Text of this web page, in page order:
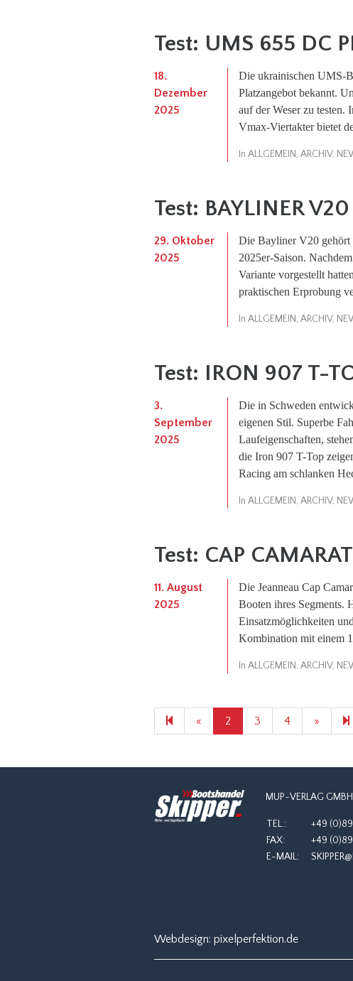
Test: UMS 655 DC
18.
Dezember
2025
Die ukrainischen UMS-
Platzangebot bekannt.
auf der Weser zu testen.
Vmax-Viertakter bietet
In ALLGEMEIN, ARCHIV,
Test: BAYLINER V20
29. Oktober
2025
Die Bayliner V20 gehört
2025er-Saison.
Variante vorgestellt
praktischen Erprobung
In ALLGEMEIN, ARCHIV,
Test: IRON 907 T-
3.
September
2025
Die in Schweden
eigenen Stil. Superbe
Laufeigenschaften,
die Iron 907 T-Top
Racing am schlanken
In ALLGEMEIN, ARCHIV,
Test: CAP
11. August
2025
Die Jeanneau Cap
Booten ihres Segments.
Einsatzmöglichkeiten
Kombination mit einem
In ALLGEMEIN, ARCHIV,
« Previous
page
2 3 4 »
page
71
MUP-VERLAG GMBH
TEL.:
+49
FAX:
+49
E-MAIL:
Webdesign: pixelperfektion.de